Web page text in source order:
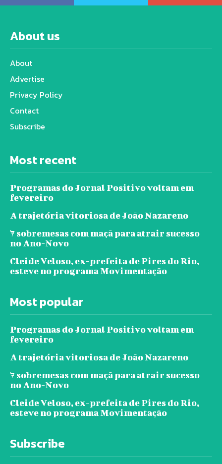
About us
About
Advertise
Privacy Policy
Contact
Subscribe
Most recent
Programas do Jornal Positivo voltam em
fevereiro
A trajetória vitoriosa de João Nazareno
7 sobremesas com maçã para atrair sucesso
no Ano-Novo
Cleide Veloso, ex-prefeita de Pires do Rio,
esteve no programa Movimentação
Most popular
Programas do Jornal Positivo voltam em
fevereiro
A trajetória vitoriosa de João Nazareno
7 sobremesas com maçã para atrair sucesso
no Ano-Novo
Cleide Veloso, ex-prefeita de Pires do Rio,
esteve no programa Movimentação
Subscribe